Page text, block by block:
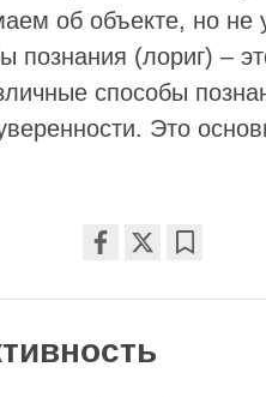
об объекте, но не
познания (лориг) –
способы
Это
on
facebook